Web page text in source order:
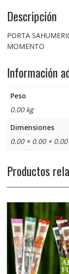
Descripción
PORTA
MOMENTO
Información
Peso
0.00 kg
Dimensiones
0.00 × 0.00 ×
Productos